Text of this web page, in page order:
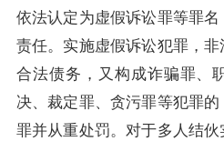
依法认定为虚假诉讼罪等罪
责任。实施虚假诉讼犯罪，
合法债务，又构成诈骗罪、
决、裁定罪、贪污罪等犯罪
罪并从重处罚。对于多人结